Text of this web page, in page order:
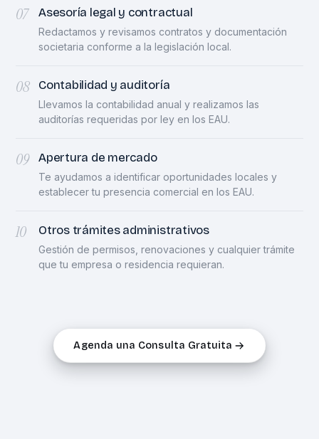
07 Asesoría legal y contractual
Redactamos y revisamos contratos y documentación
societaria conforme a la legislación local.
08 Contabilidad y auditoría
Llevamos la contabilidad anual y realizamos las
auditorías requeridas por ley en los EAU.
09 Apertura de mercado
Te ayudamos a identificar oportunidades locales y
establecer tu presencia comercial en los EAU.
10 Otros trámites administrativos
Gestión de permisos, renovaciones y cualquier trámite
que tu empresa o residencia requieran.
Agenda una Consulta Gratuita